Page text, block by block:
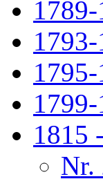
1815
Nr.